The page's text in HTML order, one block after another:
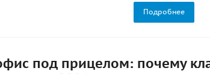
Подробнее
под прицелом: почему